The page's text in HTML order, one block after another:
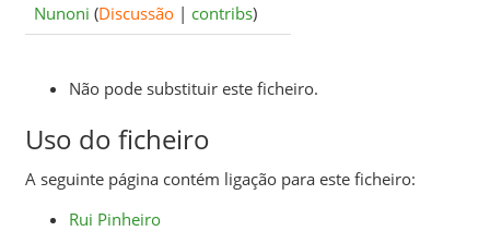
Nunoni (Discussão| contribs)
Não pode substituir este ficheiro.
Uso do ficheiro
A seguinte página contém ligação para este ficheiro:
Rui Pinheiro